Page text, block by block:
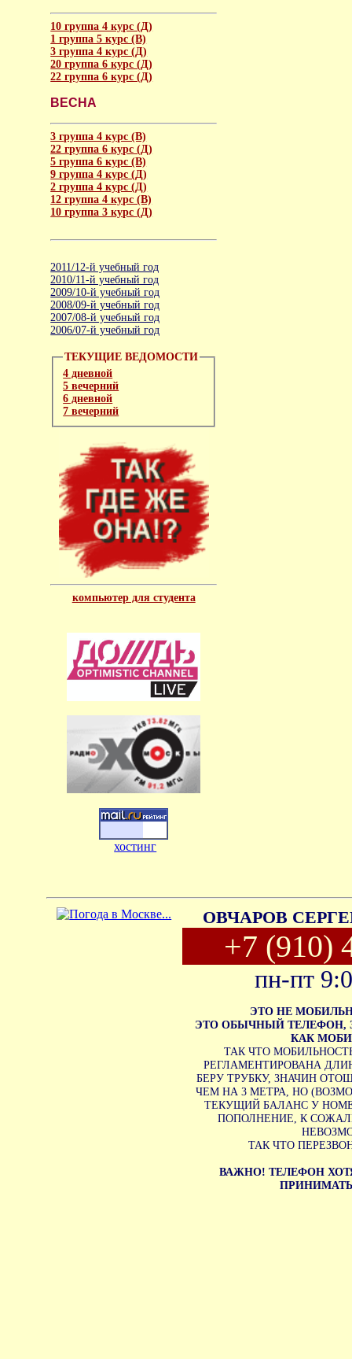
10 группа 4 курс (Д)
1 группа 5 курс (В)
3 группа 4 курс (Д)
20 группа 6 курс (Д)
22 группа 6 курс (Д)
ВЕСНА
3 группа 4 курс (В)
22 группа 6 курс (Д)
5 группа 6 курс (В)
9 группа 4 курс (Д)
2 группа 4 курс (Д)
12 группа 4 курс (В)
10 группа 3 курс (Д)
2011/12-й учебный год
2010/11-й учебный год
2009/10-й учебный год
2008/09-й учебный год
2007/08-й учебный год
2006/07-й учебный год
ТЕКУЩИЕ ВЕДОМОСТИ
4 дневной
5 вечерний
6 дневной
7 вечерний
компьютер для студента
хостинг
ОВЧАРОВ
+7 (910)
пн-пт
ЭТО НЕ
ЭТО ОБЫЧНЫЙ ТЕЛЕФОН,
КАК
ТАК ЧТО
РЕГЛАМЕНТИРОВАНА
БЕРУ ТРУБКУ, ЗНАЧИН
ЧЕМ НА 3 МЕТРА, НО
ТЕКУЩИЙ БАЛАНС У
ПОПОЛНЕНИЕ, К
ТАК ЧТО
ВАЖНО! ТЕЛЕФОН
ПРИНИМАТЬ